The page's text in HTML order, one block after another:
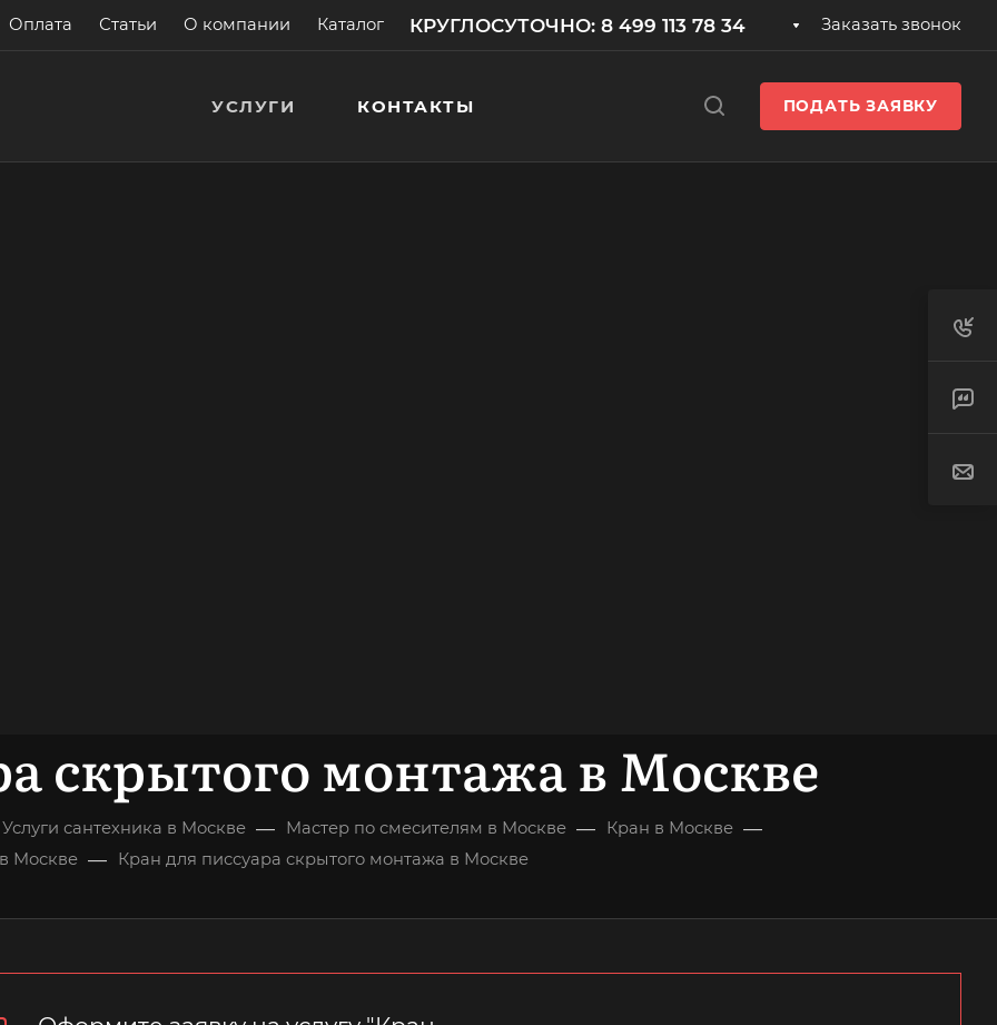
Оплата Статьи О компании Каталог КРУГЛОСУТОЧНО: 8 499 113 78 34 Заказать звонок
УСЛУГИ КОНТАКТЫ ПОДАТЬ ЗАЯВКУ
скрытого монтажа в Москве
Услуги сантехника в Москве — Мастер по смесителям в Москве — Кран в Москве —
Москве — Кран для писсуара скрытого монтажа в Москве